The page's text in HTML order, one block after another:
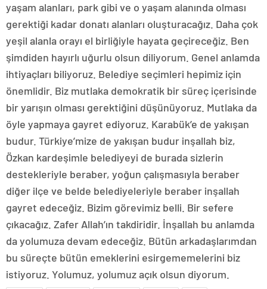
yaşam alanları, park gibi ve o yaşam alanında olması
gerektiği kadar donatı alanları oluşturacağız. Daha çok
yeşil alanla orayı el birliğiyle hayata geçireceğiz. Ben
şimdiden hayırlı uğurlu olsun diliyorum. Genel anlamda
ihtiyaçları biliyoruz. Belediye seçimleri hepimiz için
önemlidir. Biz mutlaka demokratik bir süreç içerisinde
bir yarışın olması gerektiğini düşünüyoruz. Mutlaka da
öyle yapmaya gayret ediyoruz. Karabük’e de yakışan
budur. Türkiye’mize de yakışan budur inşallah biz,
Özkan kardeşimle belediyeyi de burada sizlerin
destekleriyle beraber, yoğun çalışmasıyla beraber
diğer ilçe ve belde belediyeleriyle beraber inşallah
gayret edeceğiz. Bizim görevimiz belli. Bir sefere
çıkacağız. Zafer Allah’ın takdiridir. İnşallah bu anlamda
da yolumuza devam edeceğiz. Bütün arkadaşlarımdan
bu süreçte bütün emeklerini esirgememelerini biz
istiyoruz. Yolumuz, yolumuz açık olsun diyorum.